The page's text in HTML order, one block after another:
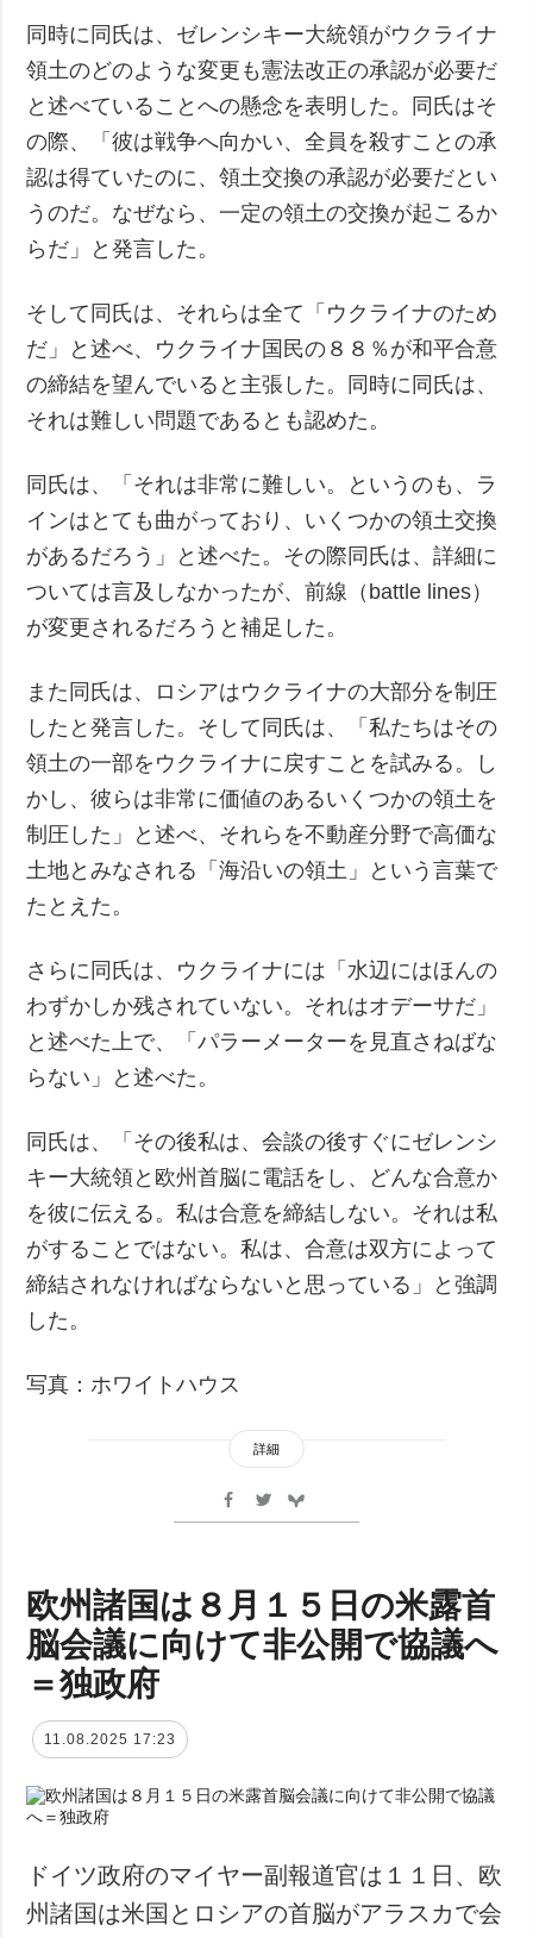
同時に同氏は、ゼレンシキー大統領がウクライナ
領土のどのような変更も憲法改正の承認が必要だ
と述べていることへの懸念を表明した。同氏はそ
の際、「彼は戦争へ向かい、全員を殺すことの承
認は得ていたのに、領土交換の承認が必要だとい
うのだ。なぜなら、一定の領土の交換が起こるか
らだ」と発言した。
そして同氏は、それらは全て「ウクライナのため
だ」と述べ、ウクライナ国民の８８％が和平合意
の締結を望んでいると主張した。同時に同氏は、
それは難しい問題であるとも認めた。
同氏は、「それは非常に難しい。というのも、ラ
インはとても曲がっており、いくつかの領土交換
があるだろう」と述べた。その際同氏は、詳細に
ついては言及しなかったが、前線（battle lines）
が変更されるだろうと補足した。
また同氏は、ロシアはウクライナの大部分を制圧
したと発言した。そして同氏は、「私たちはその
領土の一部をウクライナに戻すことを試みる。し
かし、彼らは非常に価値のあるいくつかの領土を
制圧した」と述べ、それらを不動産分野で高価な
土地とみなされる「海沿いの領土」という言葉で
たとえた。
さらに同氏は、ウクライナには「水辺にはほんの
わずかしか残されていない。それはオデーサだ」
と述べた上で、「パラーメーターを見直さねばな
らない」と述べた。
同氏は、「その後私は、会談の後すぐにゼレンシ
キー大統領と欧州首脳に電話をし、どんな合意か
を彼に伝える。私は合意を締結しない。それは私
がすることではない。私は、合意は双方によって
締結されなければならないと思っている」と強調
した。
写真：ホワイトハウス
詳細
欧州諸国は８月１５日の米露首
脳会議に向けて非公開で協議へ
＝独政府
11.08.2025 17:23
ドイツ政府のマイヤー副報道官は１１日、欧
州諸国は米国とロシアの首脳がアラスカで会